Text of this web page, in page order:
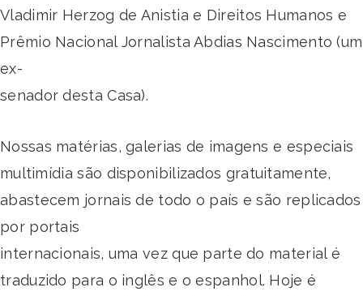
Vladimir Herzog de Anistia e Direitos Humanos e
Prêmio Nacional Jornalista Abdias Nascimento (um
ex-
senador desta Casa).
Nossas matérias, galerias de imagens e especiais
multimídia são disponibilizados gratuitamente,
abastecem jornais de todo o país e são replicados
por portais
internacionais, uma vez que parte do material é
traduzido para o inglês e o espanhol. Hoje é